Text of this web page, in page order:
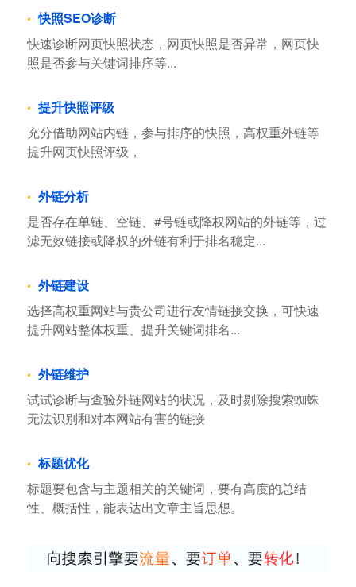
快照SEO诊断
快速诊断网页快照状态，网页快照是否异常，网页快
照是否参与关键词排序等...
提升快照评级
充分借助网站内链，参与排序的快照，高权重外链等
提升网页快照评级，
外链分析
是否存在单链、空链、#号链或降权网站的外链等，过
滤无效链接或降权的外链有利于排名稳定...
外链建设
选择高权重网站与贵公司进行友情链接交换，可快速
提升网站整体权重、提升关键词排名...
外链维护
试试诊断与查验外链网站的状况，及时剔除搜索蜘蛛
无法识别和对本网站有害的链接
标题优化
标题要包含与主题相关的关键词，要有高度的总结
性、概括性，能表达出文章主旨思想。